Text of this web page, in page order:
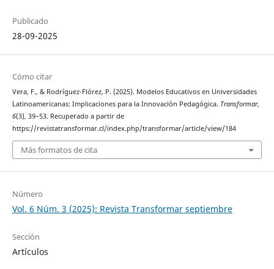
Publicado
28-09-2025
Cómo citar
Vera, F., & Rodríguez-Flórez, P. (2025). Modelos Educativos en Universidades
Latinoamericanas: Implicaciones para la Innovación Pedagógica. Transformar,
6(3), 39–53. Recuperado a partir de
https://revistatransformar.cl/index.php/transformar/article/view/184
Más formatos de cita
Número
Vol. 6 Núm. 3 (2025): Revista Transformar septiembre
Sección
Artículos